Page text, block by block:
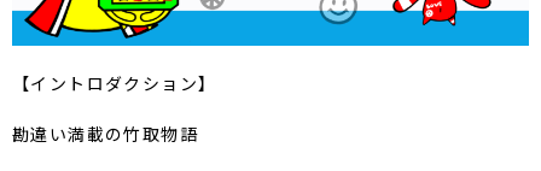
【イントロダクション】
勘違い満載の竹取物語